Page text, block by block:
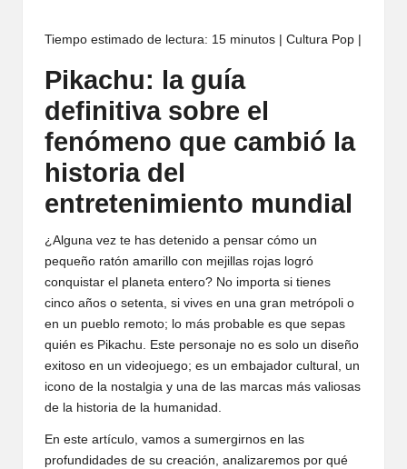
Tiempo estimado de lectura: 15 minutos | Cultura Pop |
Pikachu: la guía
definitiva sobre el
fenómeno que cambió la
historia del
entretenimiento mundial
¿Alguna vez te has detenido a pensar cómo un
pequeño ratón amarillo con mejillas rojas logró
conquistar el planeta entero? No importa si tienes
cinco años o setenta, si vives en una gran metrópoli o
en un pueblo remoto; lo más probable es que sepas
quién es Pikachu. Este personaje no es solo un diseño
exitoso en un videojuego; es un embajador cultural, un
icono de la nostalgia y una de las marcas más valiosas
de la historia de la humanidad.
En este artículo, vamos a sumergirnos en las
profundidades de su creación, analizaremos por qué